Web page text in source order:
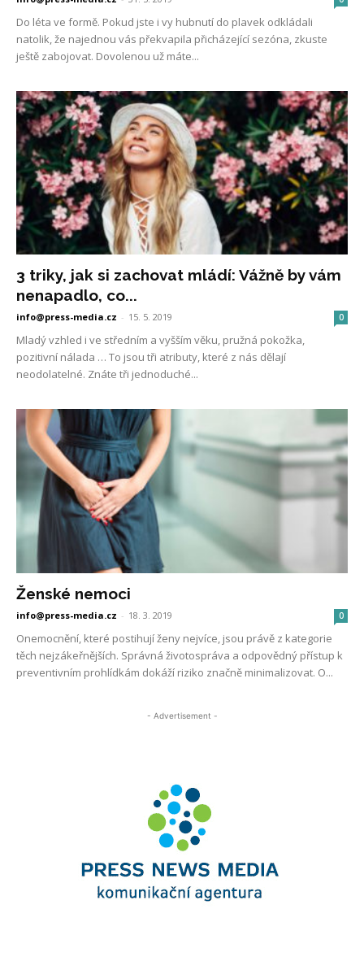
Do léta ve formě. Pokud jste i vy hubnutí do plavek odkládali
natolik, že najednou vás překvapila přicházející sezóna, zkuste
ještě zabojovat. Dovolenou už máte...
3 triky, jak si zachovat mládí: Vážně by vám
nenapadlo, co...
info@press-media.cz - 15. 5. 2019 0
Mladý vzhled i ve středním a vyšším věku, pružná pokožka,
pozitivní nálada … To jsou tři atributy, které z nás dělají
neodolatelné. Znáte tři jednoduché...
Ženské nemoci
info@press-media.cz - 18. 3. 2019 0
Onemocnění, které postihují ženy nejvíce, jsou právě z kategorie
těch nejzákeřnějších. Správná životospráva a odpovědný přístup k
preventivním prohlídkám dokáží riziko značně minimalizovat. O...
- Advertisement -